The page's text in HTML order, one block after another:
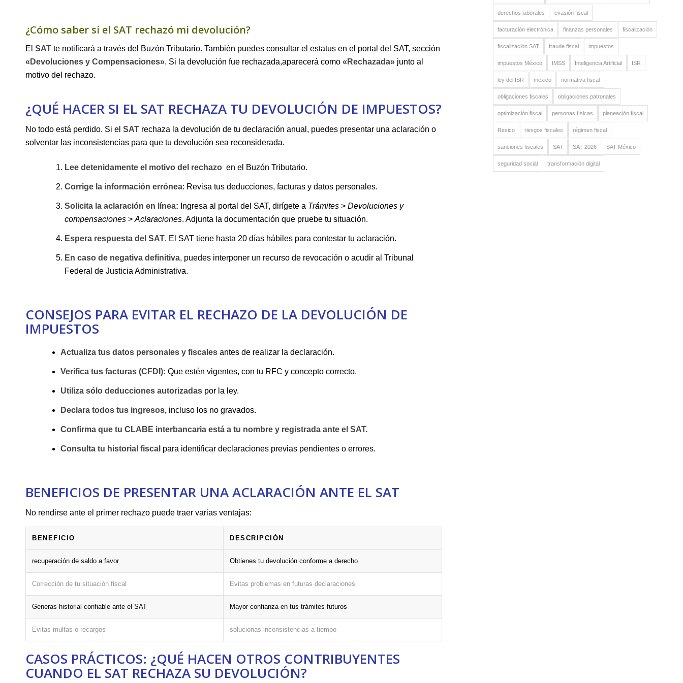
¿Cómo ⁤saber si ​el‌ SAT rechazó⁣ mi devolución?
El⁤ SAT te notificará a través del Buzón⁣ Tributario. También puedes consultar el estatus en el ‍portal del SAT, sección
«Devoluciones y Compensaciones». Si la devolución fue rechazada,aparecerá como «Rechazada» junto al
motivo del rechazo.
¿QUÉ HACER SI ⁣EL SAT RECHAZA ⁣TU ⁣DEVOLUCIÓN DE IMPUESTOS?
No ‌todo está perdido. Si el SAT rechaza la devolución de tu declaración anual, puedes presentar ‍una ‌aclaración o
solventar las inconsistencias para que ⁢tu​ devolución sea reconsiderada.
Lee detenidamente el motivo del rechazo ⁤ en ​el Buzón​ Tributario.
Corrige la información errónea:​ Revisa‍ tus ‌deducciones, facturas ‍y datos personales.
Solicita la aclaración en línea: Ingresa al portal⁢ del ⁤SAT, dirígete a Trámites >⁤ Devoluciones y
compensaciones > Aclaraciones. Adjunta⁣ la documentación que pruebe tu situación.
Espera respuesta del SAT. El SAT tiene hasta⁤ 20 días‌ hábiles para contestar tu aclaración.
En ⁣caso de negativa definitiva, puedes interponer un recurso de revocación o acudir ⁤al Tribunal
Federal de ⁣Justicia Administrativa.
CONSEJOS PARA EVITAR ⁣EL ⁣RECHAZO DE LA DEVOLUCIÓN DE
⁣IMPUESTOS
Actualiza tus datos personales y⁢ fiscales antes de realizar⁤ la ​declaración.
Verifica tus facturas (CFDI): Que estén vigentes,​ con tu​ RFC y concepto‌ correcto.
Utiliza sólo deducciones autorizadas por la ley.
Declara todos tus ingresos, incluso los no gravados.
Confirma​ que ​tu ⁢CLABE interbancaria está a tu nombre y registrada‌ ante ​el SAT.
Consulta ‌tu ⁣historial fiscal para identificar‌ declaraciones previas pendientes⁣ o errores.
BENEFICIOS DE PRESENTAR UNA ACLARACIÓN ANTE EL SAT
No rendirse⁤ ante el ⁣primer rechazo puede‌ traer varias ⁣ventajas:
BENEFICIO DESCRIPCIÓN
recuperación de saldo a⁣ favor Obtienes⁣ tu⁤ devolución conforme a​ derecho
Corrección de tu situación ⁣fiscal Evitas problemas en futuras declaraciones
Generas historial⁢ confiable ante el SAT Mayor⁣ confianza en tus trámites futuros
Evitas multas o recargos solucionas inconsistencias a tiempo
CASOS⁢ PRÁCTICOS: ¿QUÉ HACEN OTROS CONTRIBUYENTES
CUANDO ‌EL‌ SAT RECHAZA SU DEVOLUCIÓN?
derechos laborales evasión fiscal
facturación electrónica finanzas personales fiscalización
fiscalización SAT fraude fiscal impuestos
impuestos México IMSS Inteligencia Artificial ISR
ley del ISR mexico normativa fiscal
obligaciones fiscales obligaciones patronales
optimización fiscal personas físicas planeación fiscal
Resico riesgos fiscales régimen fiscal
sanciones fiscales SAT SAT 2026 SAT México
seguridad social transformación digital